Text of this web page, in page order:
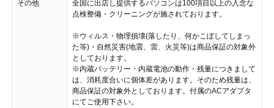
その他
全国に出店し提供するパソコンは100項目以上の入念な
点検整備・クリーニングが施されております。
※ウィルス・物理損壊(落したり、何かこぼしてしまっ
た等)・自然災害(地震、雷、火災等)は商品保証の対象外
としております。
※内蔵バッテリー・内蔵電池の動作・残量につきまして
は、消耗度合いに個体差があります。そのため残量は、
商品保証の対象外としております。付属のACアダプタ
にてご使用下さい。